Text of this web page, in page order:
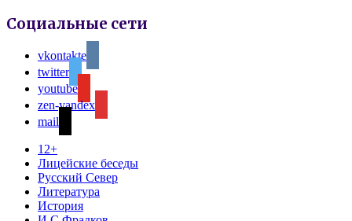
Социальные сети
vkontakte
twitter
youtube
zen-yandex
mail
12+
Лицейские беседы
Русский Север
Литература
История